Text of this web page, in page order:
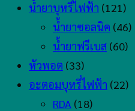
น้ำยาบุหรี่ไฟฟ้า (121)
น้ำยาซอลนิค (46)
น้ำยาฟรีเบส (60)
หัวพอต (33)
อะตอมบุหรี่ไฟฟ้า (22)
RDA (18)